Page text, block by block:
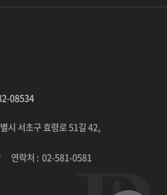
08534
시 서초구 효령로 51길 42,
연락처 :02-581-0581